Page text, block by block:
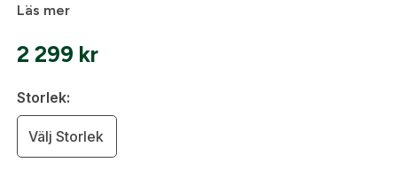
Läs mer
2 299 kr
Storlek:
Välj Storlek